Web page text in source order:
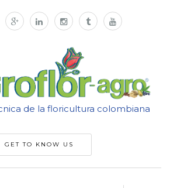
de la floricultura colombiana
GET TO KNOW US